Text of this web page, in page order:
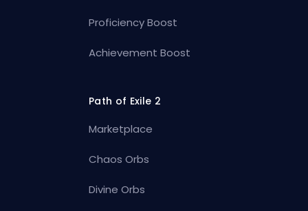
Proficiency Boost
Achievement Boost
Path of Exile 2
Marketplace
Chaos Orbs
Divine Orbs